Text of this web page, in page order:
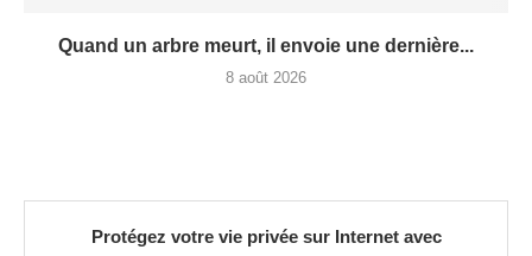
Quand un arbre meurt, il envoie une dernière...
8 août 2026
Protégez votre vie privée sur Internet avec